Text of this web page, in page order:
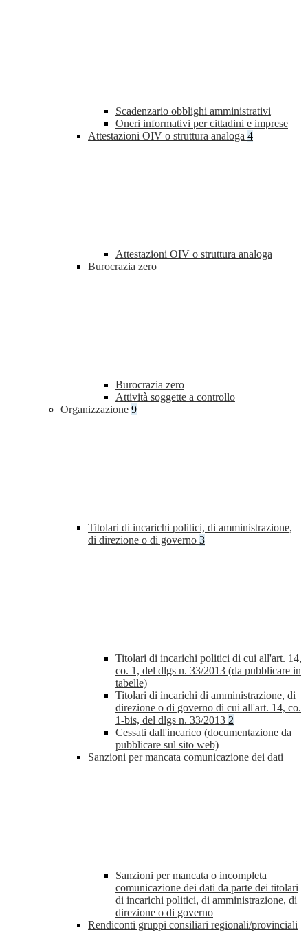
Scadenzario obblighi amministrativi
Oneri informativi per cittadini e imprese
Attestazioni OIV o struttura analoga 4
Attestazioni OIV o struttura analoga
Burocrazia zero
Burocrazia zero
Attività soggette a controllo
Organizzazione 9
Titolari di incarichi politici, di amministrazione,
di direzione o di governo 3
Titolari di incarichi politici di cui all'art. 14,
co. 1, del dlgs n. 33/2013 (da pubblicare in
tabelle)
Titolari di incarichi di amministrazione, di
direzione o di governo di cui all'art. 14, co.
1-bis, del dlgs n. 33/2013 2
Cessati dall'incarico (documentazione da
pubblicare sul sito web)
Sanzioni per mancata comunicazione dei dati
Sanzioni per mancata o incompleta
comunicazione dei dati da parte dei titolari
di incarichi politici, di amministrazione, di
direzione o di governo
Rendiconti gruppi consiliari regionali/provinciali